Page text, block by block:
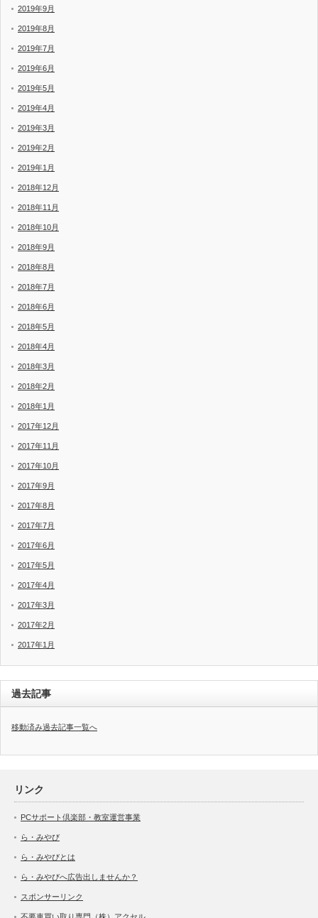
2019年9月
2019年8月
2019年7月
2019年6月
2019年5月
2019年4月
2019年3月
2019年2月
2019年1月
2018年12月
2018年11月
2018年10月
2018年9月
2018年8月
2018年7月
2018年6月
2018年5月
2018年4月
2018年3月
2018年2月
2018年1月
2017年12月
2017年11月
2017年10月
2017年9月
2017年8月
2017年7月
2017年6月
2017年5月
2017年4月
2017年3月
2017年2月
2017年1月
過去記事
移動済み過去記事一覧へ
リンク
PCサポート倶楽部・教室運営事業
ら・みやび
ら・みやびとは
ら・みやびへ広告出しませんか？
スポンサーリンク